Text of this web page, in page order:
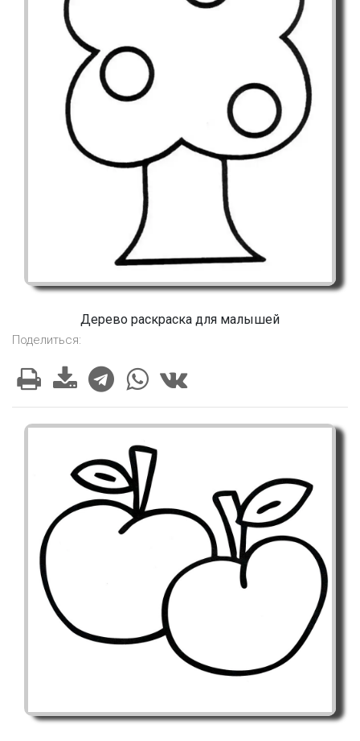
Дерево раскраска для малышей
Поделиться: